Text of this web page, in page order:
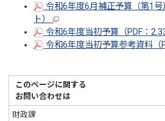
令和6年度6月補正予算（第1号
ト）
令和6年度当初予算（PDF：
令和6年度当初予算参考資料
このページに関する
お問い合わせは
財政課